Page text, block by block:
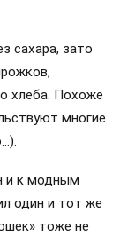
сахара, зато
хлеба. Похоже
многие
и к модным
один и тот же
тоже не